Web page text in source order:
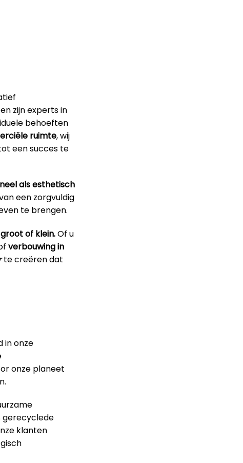
zijn experts in
behoeften
ruimte, wij
een succes te
als esthetisch
een zorgvuldig
te brengen.
of klein.Of u
verbouwing in
te creëren dat
in onze
onze planeet
gerecyclede
klanten